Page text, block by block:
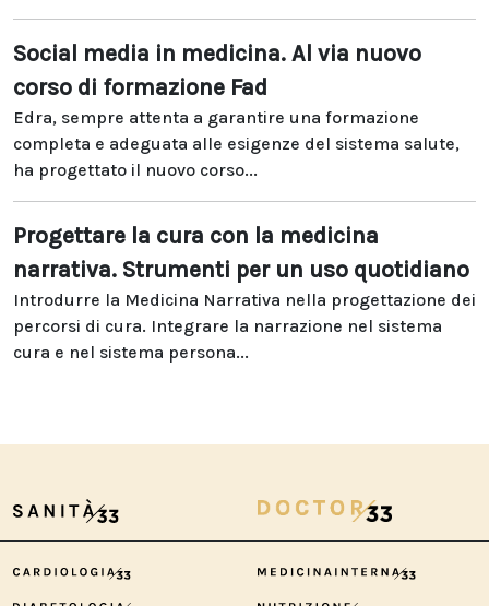
Social media in medicina. Al via nuovo
corso di formazione Fad
Edra, sempre attenta a garantire una formazione
completa e adeguata alle esigenze del sistema salute,
ha progettato il nuovo corso...
Progettare la cura con la medicina
narrativa. Strumenti per un uso quotidiano
Introdurre la Medicina Narrativa nella progettazione dei
percorsi di cura. Integrare la narrazione nel sistema
cura e nel sistema persona...